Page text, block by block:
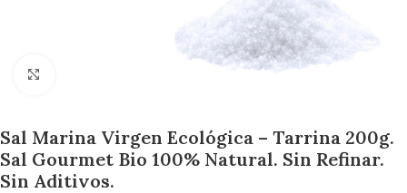
Sal Marina Virgen Ecológica – Tarrina 200g.
Sal Gourmet Bio 100% Natural. Sin Refinar.
Sin Aditivos.